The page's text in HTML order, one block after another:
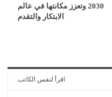
2030 وتعزز مكانتها في عالم
الابتكار والتقدم
اقرأ لنفس الكاتب